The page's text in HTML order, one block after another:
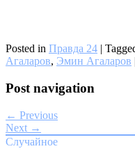
Posted in Правда 24 |
Агаларов, Эмин Агаларов
Post navigation
← Previous
Next →
Случайное